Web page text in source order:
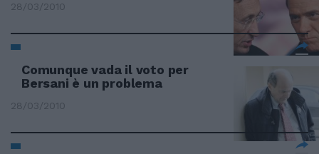
28/03/2010
Comunque vada il voto per
Bersani è un problema
28/03/2010